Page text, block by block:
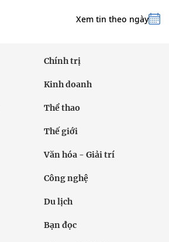
Xem tin theo ngày
Chính trị
Kinh doanh
Thể thao
Thế giới
Văn hóa - Giải trí
Công nghệ
Du lịch
Bạn đọc